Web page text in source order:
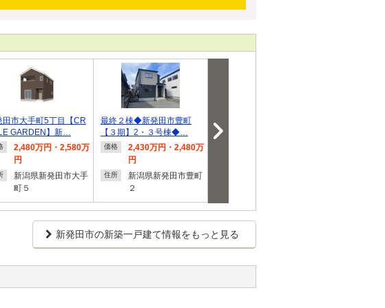
田市大手町5丁目【CR
GARDEN】新…
2,480万円・2,580万
円
新潟県新発田市大手
町５
最終２棟◆新発田市豊町
【３期】2・３号棟◆…
価格
2,430万円・2,480万
円
住所
新潟県新発田市豊町
２
【第６】１・２号棟…
新発田市の新築一戸建て情報をもっと見る